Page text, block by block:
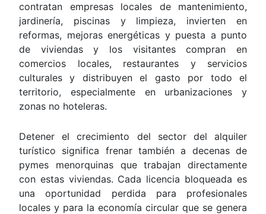
contratan empresas locales de mantenimiento,
jardinería, piscinas y limpieza, invierten en
reformas, mejoras energéticas y puesta a punto
de viviendas y los visitantes compran en
comercios locales, restaurantes y servicios
culturales y distribuyen el gasto por todo el
territorio, especialmente en urbanizaciones y
zonas no hoteleras.
Detener el crecimiento del sector del alquiler
turístico significa frenar también a decenas de
pymes menorquinas que trabajan directamente
con estas viviendas. Cada licencia bloqueada es
una oportunidad perdida para profesionales
locales y para la economía circular que se genera